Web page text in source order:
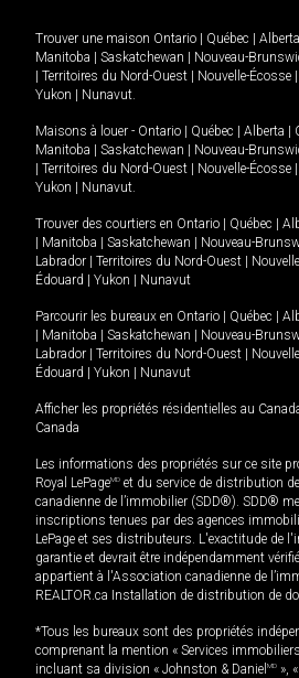
Trouver une maison Ontario Québec Alberta
Manitoba
Saskatchewan Nouveau-
Territoires du Nord-Ouest Nouvelle-Écosse
Yukon
Nunavut.
Maisons à louer - Ontario Québec Alberta
Manitoba
Saskatchewan Nouveau-
Territoires du Nord-Ouest Nouvelle-Écosse
Yukon
Nunavut.
Trouver des courtiers en Ontario Québec
Manitoba Saskatchewan Nouveau-
Labrador
Territoires du Nord-Ouest
Édouard
Yukon Nunavut
Parcourir les bureaux en Ontario Québec
Manitoba Saskatchewan Nouveau-
Labrador
Territoires du Nord-Ouest
Édouard
Yukon Nunavut
Afficher les propriétés résidentielles au
Canada
Les informations des propriétés sur ce site
Royal LePageMD et du service de distribution
canadienne de l’immobilier (SDD®). SDD®
inscriptions tenues par des agences
LePage et ses distributeurs. L'exactitude de
garantie et devrait être indépendamment
appartient à l'Association canadienne de
REALTOR.ca Installation de distribution de
*Tous les bureaux sont des propriétés
comprenant la mention « Services
incluant sa division « Johnston & Daniel MD »,